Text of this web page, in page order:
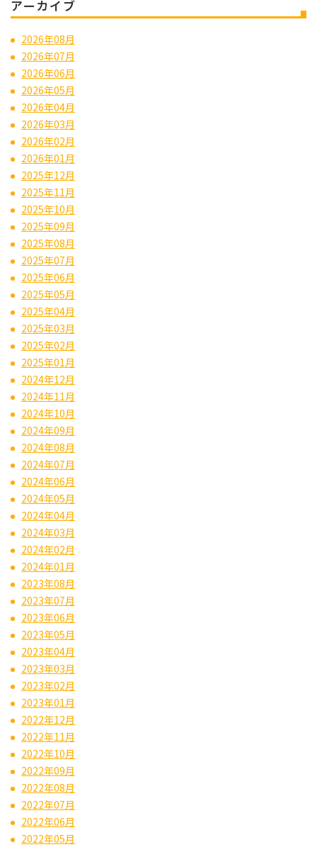
アーカイブ
2026年08月
2026年07月
2026年06月
2026年05月
2026年04月
2026年03月
2026年02月
2026年01月
2025年12月
2025年11月
2025年10月
2025年09月
2025年08月
2025年07月
2025年06月
2025年05月
2025年04月
2025年03月
2025年02月
2025年01月
2024年12月
2024年11月
2024年10月
2024年09月
2024年08月
2024年07月
2024年06月
2024年05月
2024年04月
2024年03月
2024年02月
2024年01月
2023年08月
2023年07月
2023年06月
2023年05月
2023年04月
2023年03月
2023年02月
2023年01月
2022年12月
2022年11月
2022年10月
2022年09月
2022年08月
2022年07月
2022年06月
2022年05月